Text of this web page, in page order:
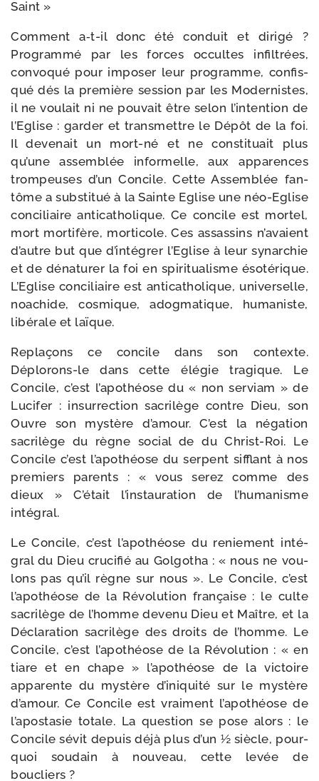
Saint »
Comment a‑t-​il donc été conduit et diri­gé ?
Programmé par les forces occultes infil­trées,
convo­qué pour impo­ser leur pro­gramme, confis­
qué dés la pre­mière ses­sion par les Modernistes,
il ne vou­lait ni ne pou­vait être selon l’intention de
l’Eglise : gar­der et trans­mettre le Dépôt de la foi.
Il deve­nait un mort-​né et ne consti­tuait plus
qu’une assem­blée infor­melle, aux appa­rences
trom­peuses d’un Concile. Cette Assemblée fan­
tôme a sub­sti­tué à la Sainte Eglise une néo-​Eglise
conci­liaire anti­ca­tho­lique. Ce concile est mor­tel,
mort mor­ti­fère, mor­ti­cole. Ces assas­sins n’avaient
d’autre but que d’intégrer l’Eglise à leur synar­chie
et de déna­tu­rer la foi en spi­ri­tua­lisme éso­té­rique.
L’Eglise conci­liaire est anti­ca­tho­lique, uni­ver­selle,
noa­chide, cos­mique, adog­ma­tique, huma­niste,
libé­rale et laïque.
Replaçons ce concile dans son contexte.
Déplorons-​le dans cette élé­gie tra­gique. Le
Concile, c’est l’apothéose du « non ser­viam » de
Lucifer : insur­rec­tion sacri­lège contre Dieu, son
Ouvre son mys­tère d’amour. C’est la néga­tion
sacri­lège du règne social de du Christ-​Roi. Le
Concile c’est l’apothéose du ser­pent sif­flant à nos
pre­miers parents : « vous serez comme des
dieux » C’était l’instauration de l’humanisme
intégral.
Le Concile, c’est l’apothéose du renie­ment inté­
gral du Dieu cru­ci­fié au Golgotha : « nous ne vou­
lons pas qu’il règne sur nous ». Le Concile, c’est
l’apothéose de la Révolution fran­çaise : le culte
sacri­lège de l’homme deve­nu Dieu et Maître, et la
Déclaration sacri­lège des droits de l’homme. Le
Concile, c’est l’apothéose de la Révolution : « en
tiare et en chape » l’apothéose de la vic­toire
appa­rente du mys­tère d’iniquité sur le mys­tère
d’amour. Ce Concile est vrai­ment l’apothéose de
l’apostasie totale. La ques­tion se pose alors : le
Concile sévit depuis déjà plus d’un ½ siècle, pour­
quoi sou­dain à nou­veau, cette levée de
boucliers ?